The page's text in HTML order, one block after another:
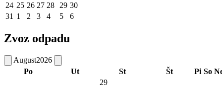
24 25 26 27 28 29 30
31 1 2 3 4 5 6
Zvoz odpadu
August2026
Po
Ut St Št Pi So
29